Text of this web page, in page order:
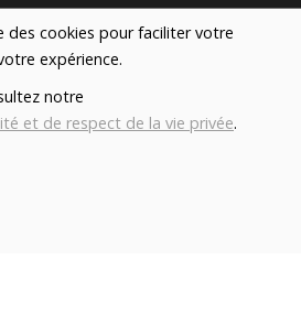
des cookies pour faciliter votre
expérience.
notre
et de respect de la vie privée.